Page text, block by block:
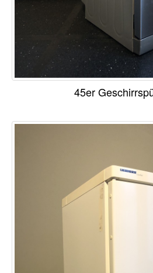
45er